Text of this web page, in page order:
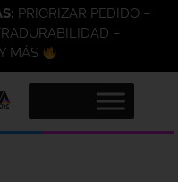
PRIORIZAR PEDIDO –
–
MÁS